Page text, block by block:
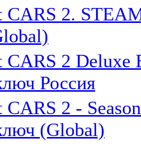
CARS 2.
CARS 2 Deluxe
Россия
CARS 2 -
(Global)